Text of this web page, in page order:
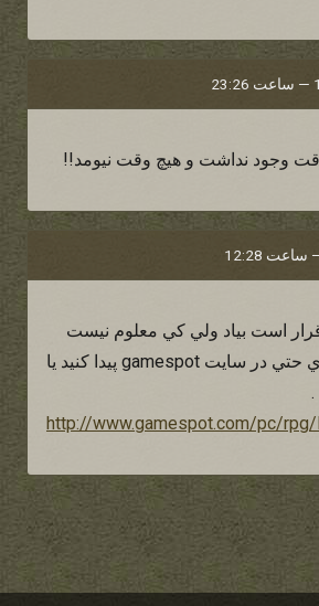
وجود نداشت و هيچ وقت نيومد!!
است بياد ولي كي معلوم نيست
ميتوانيد نام اين بازي حتي در سايت gamespot پيدا كنيد يا
http://www.gamespot.com/pc/rpg/